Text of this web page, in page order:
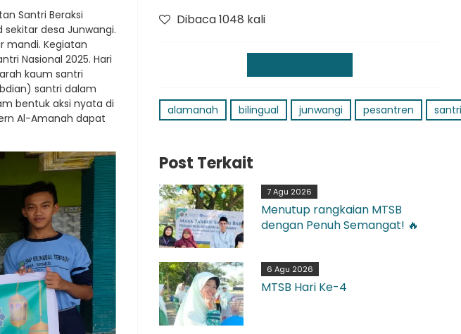
Santri Beraksi
sekitar desa Junwangi.
mandi. Kegiatan
Nasional 2025. Hari
kaum santri
santri dalam
bentuk aksi nyata di
Al-Amanah dapat
Dibaca 1048 kali
alamanah bilingual junwangi pesantren
Post Terkait
7 Agu 2026
Menutup rangkaian MTSB
dengan Penuh Semangat! 🔥
6 Agu 2026
MTSB Hari Ke-4